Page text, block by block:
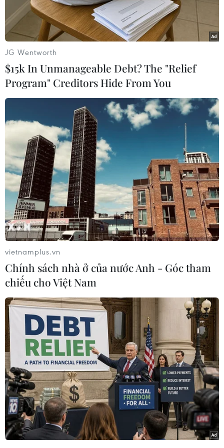
Ban Tổ chức trao giải Nhì cho các tác giả. (Ảnh: Phan
Quân/TTXVN)
Tối 19/5, tại thành phố Điện Biên Phủ, Hội Nhạc
sỹ Việt Nam, Liên hiệp các Hội Văn học nghệ
thuật Việt Nam phối hợp với Ủy ban Nhân dân
tỉnh Điện Biên tổ chức Lễ Tổng kết, trao giải
thưởng tháng âm nhạc “Bài ca Điện Biên.”
Đây là sự kiện văn hóa, chính trị nằm trong
chuỗi các hoạt động kỷ niệm 70 năm Chiến
thắng Điện Biên Phủ. Qua đó, góp phần tuyên
truyền sâu rộng truyền thống lịch sử, văn hóa
và cách mạng của dân tộc ta; nêu cao vai trò,
tầm vóc, ý nghĩa lịch sử to lớn của Chiến dịch
Điện Biên Phủ và cuộc kháng chiến chống Pháp
trong sự nghiệp đấu tranh giành độc lập dân
tộc.
Đồng thời, bồi đắp thêm lòng tự hào, niềm tin
và tình cảm yêu mến của cán bộ, đảng viên,
quân và nhân dân các dân tộc tỉnh Điện Biên
đối với những thành quả trong công cuộc bảo vệ
JG Wentworth
$15k In Unmanageable Debt? The "Relief
Program" Creditors Hide From You
vietnamplus.vn
Chính sách nhà ở của nước Anh - Góc tham
chiếu cho Việt Nam